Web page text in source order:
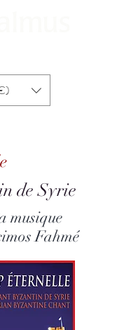
de Syrie
musique
Fahmé